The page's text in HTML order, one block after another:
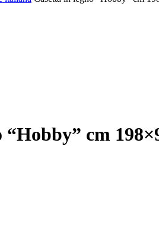
“Hobby” cm